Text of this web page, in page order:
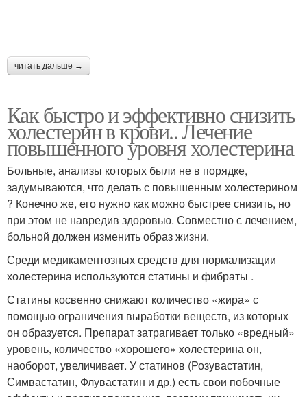
читать дальше →
Как быстро и эффективно снизить
холестерин в крови.. Лечение
повышенного уровня холестерина
Больные, анализы которых были не в порядке,
задумываются, что делать с повышенным холестерином
? Конечно же, его нужно как можно быстрее снизить, но
при этом не навредив здоровью. Совместно с лечением,
больной должен изменить образ жизни.
Среди медикаментозных средств для нормализации
холестерина используются статины и фибраты .
Статины косвенно снижают количество «жира» с
помощью ограничения выработки веществ, из которых
он образуется. Препарат затрагивает только «вредный»
уровень, количество «хорошего» холестерина он,
наоборот, увеличивает. У статинов (Розувастатин,
Симвастатин, Флувастатин и др.) есть свои побочные